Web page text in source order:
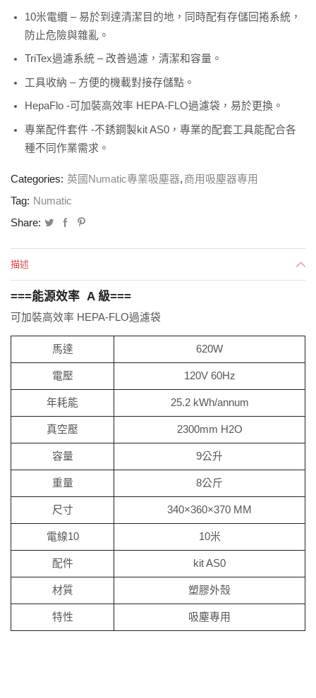
10米電纜 – 易於到達清潔目的地，同時配有存儲回捲系統，
防止危險與雜亂。
TriTex過濾系統 – 改善過濾，清潔和容量。
工具收納 – 方便的機載對接存儲點。
HepaFlo -可加裝高效率 HEPA-FLO過濾袋，易於更換。
專業配件套件 -不銹鋼製kit AS0，專業的配套工具能配合各
種不同作業需求。
Categories: 英國Numatic專業吸塵器, 商用吸塵器專用
Tag: Numatic
Share:
描述
===能源效率 A 級===
可加裝高效率 HEPA-FLO過濾袋
馬達 620W
電壓 120V 60Hz
年耗能 25.2 kWh/annum
真空壓 2300mm H2O
容量 9公升
重量 8公斤
尺寸 340×360×370 MM
電線10 10米
配件 kit AS0
材質 塑膠外殼
特性 吸塵專用